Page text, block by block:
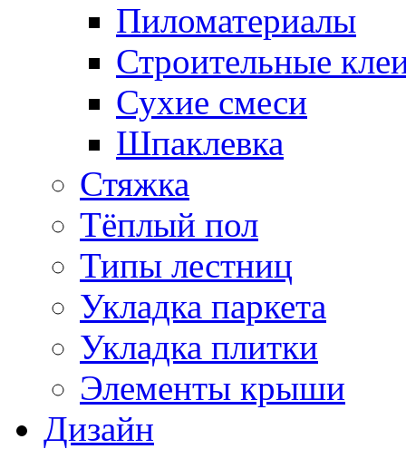
Пиломатериалы
Строительные
Сухие смеси
Шпаклевка
Стяжка
Тёплый пол
Типы лестниц
Укладка паркета
Укладка плитки
Элементы крыши
Дизайн